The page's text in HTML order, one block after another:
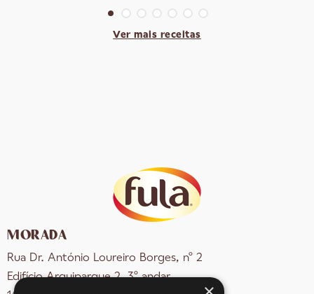
Ver mais receitas
MORADA
Rua Dr. António Loureiro Borges, nº 2
Edifício Arquiparque 2, 3º andar